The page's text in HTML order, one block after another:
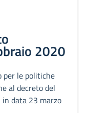
2020
per le politiche
al decreto del
data 23 marzo